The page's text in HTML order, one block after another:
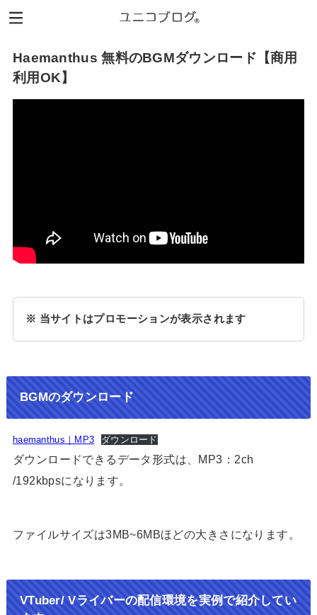
Haemanthus 無料のBGMダウンロード【商用
利用OK】
※ 当サイトはプロモーションが表示されます
BGMのダウンロード
haemanthus｜MP3 ダウンロード
ダウンロードできるデータ形式は、MP3：2ch
/192kbpsになります。
ファイルサイズは3MB~6MBほどの大きさになります。
VTuber/ Vライバーの配信環境を実例で紹介してい